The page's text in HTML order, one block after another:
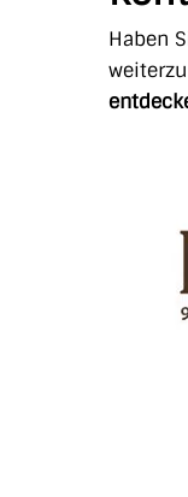
Haben